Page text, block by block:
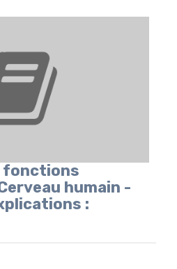
fonctions
humain -
: